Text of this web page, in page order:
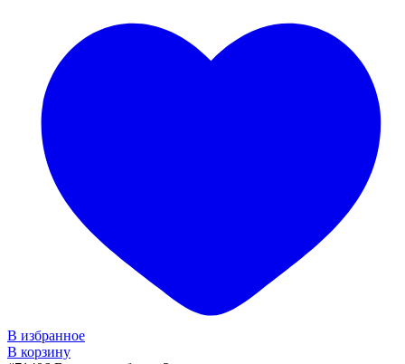
В избранное
В корзину